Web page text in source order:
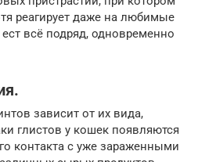
реагирует даже на любимые
всё подряд, одновременно
зависит от их вида,
глистов у кошек появляются
контакта с уже зараженными